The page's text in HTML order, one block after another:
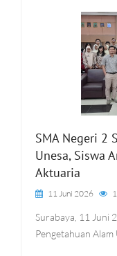
SMA Negeri 2
Unesa, Siswa
Aktuaria
11 Juni 2026
Surabaya, 11 Juni
Pengetahuan